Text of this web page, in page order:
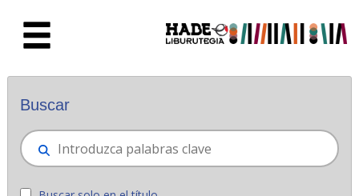
Novedades - Liburutegia
Buscar